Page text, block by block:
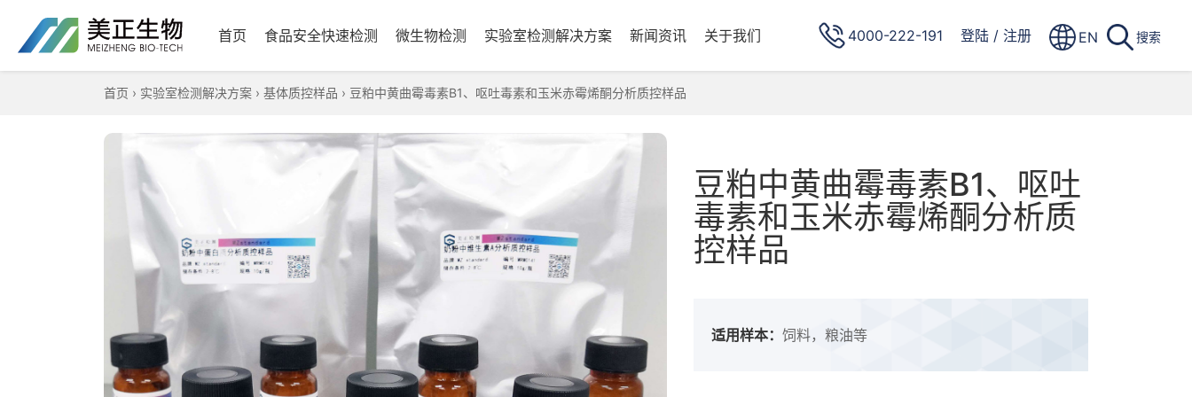
首页 食品安全快速检测 微生物检测 实验室检测解决方案 新闻资讯 关于我们 4000-222-191 登陆 / 注册 EN 搜索
首页 › 实验室检测解决方案 › 基体质控样品 › 豆粕中黄曲霉毒素B1、呕吐毒素和玉米赤霉烯酮分析质控样品
豆粕中黄曲霉毒素B1、呕吐
毒素和玉米赤霉烯酮分析质
控样品
适用样本： 饲料，粮油等